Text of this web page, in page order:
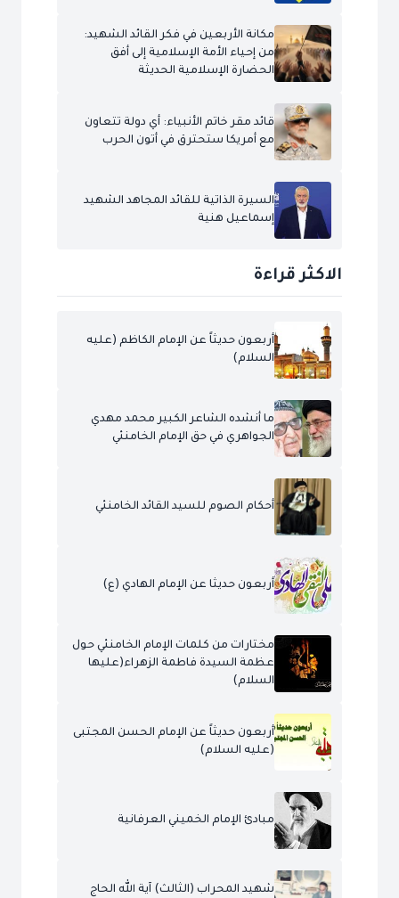
مكانة الأربعين في فكر القائد الشهيد:
من إحياء الأمة الإسلامية إلى أفق
الحضارة الإسلامية الحديثة
قائد مقر خاتم الأنبياء: أي دولة تتعاون
مع أمريكا ستحترق في أتون الحرب
السيرة الذاتية للقائد المجاهد الشهيد
إسماعيل هنية
الاكثر قراءة
أربعون حديثاً عن الإمام الكاظم (عليه
السلام)
ما أنشده الشاعر الكبير محمد مهدي
الجواهري في حق الإمام الخامنئي
أحكام الصوم للسيد القائد الخامنئي
أربعون حديثا عن الإمام الهادي (ع)
مختارات من كلمات الإمام الخامنئي حول
عظمة السيدة فاطمة الزهراء(عليها
السلام)
أربعون حديثاً عن الإمام الحسن المجتبى
(عليه السلام)
مبادئ الإمام الخميني العرفانية
شهيد المحراب (الثالث) آية الله الحاج